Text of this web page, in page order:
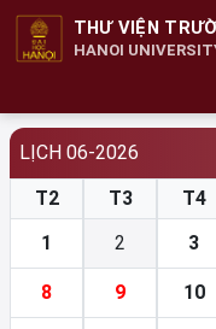
THƯ VIỆN
HANOI
LỊCH 06-2026
T2
T3 T4
1
2 3
8 9 10